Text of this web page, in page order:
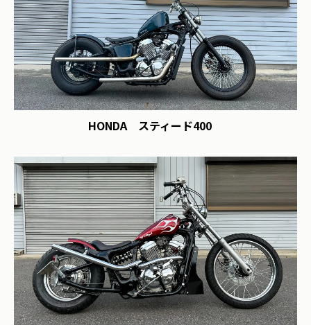
HONDA スティード400